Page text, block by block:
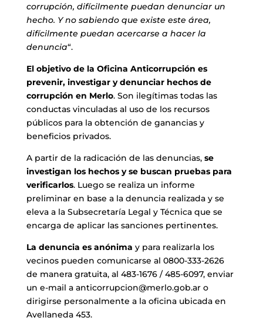
corrupción, difícilmente puedan denunciar un
hecho. Y no sabiendo que existe este área,
difícilmente puedan acercarse a hacer la
denuncia“.
El objetivo de la Oficina Anticorrupción es
prevenir, investigar y denunciar hechos de
corrupción en Merlo. Son ilegítimas todas las
conductas vinculadas al uso de los recursos
públicos para la obtención de ganancias y
beneficios privados.
A partir de la radicación de las denuncias, se
investigan los hechos y se buscan pruebas para
verificarlos. Luego se realiza un informe
preliminar en base a la denuncia realizada y se
eleva a la Subsecretaría Legal y Técnica que se
encarga de aplicar las sanciones pertinentes.
La denuncia es anónima y para realizarla los
vecinos pueden comunicarse al 0800-333-2626
de manera gratuita, al 483-1676 / 485-6097, enviar
un e-mail a anticorrupcion@merlo.gob.ar o
dirigirse personalmente a la oficina ubicada en
Avellaneda 453.